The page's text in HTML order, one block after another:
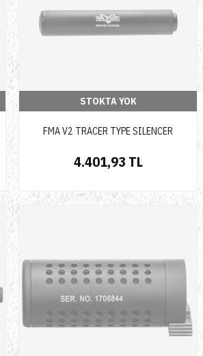
STOKTA YOK
FMA V2 TRACER TYPE SILENCER
4.401,93 TL